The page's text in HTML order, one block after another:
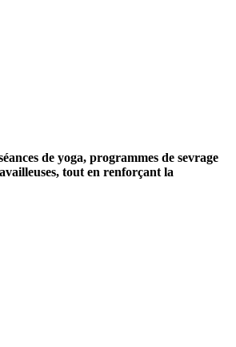
de yoga, programmes de sevrage
tout en renforçant la